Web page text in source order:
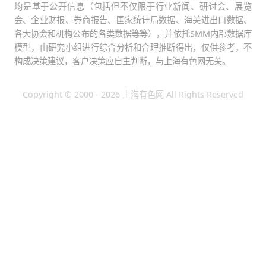
均是基于公开信息（包括但不仅限于行业新闻、研讨会、展览
会、企业财报、券商报告、国家统计局数据、海关进出口数据、
各大协会和机构公布的各类数据等等），并依托SMM内部数据库
模型，由研究小组进行综合分析和合理推断得出，仅供参考，不
构成决策建议，客户决策应自主判断，与上海有色网无关。
Copyright © 2000 - 2026 上海有色网 All Rights Reserved